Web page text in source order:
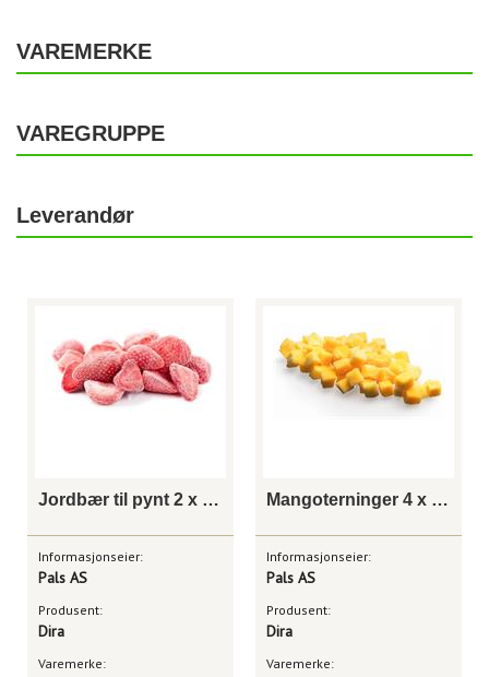
VAREMERKE
VAREGRUPPE
Leverandør
Jordbær til pynt 2 x 2,5 kg
Informasjonseier:
Pals AS
Produsent:
Dira
Varemerke:
Mangoterninger 4 x 2,5 kg
Informasjonseier:
Pals AS
Produsent:
Dira
Varemerke: